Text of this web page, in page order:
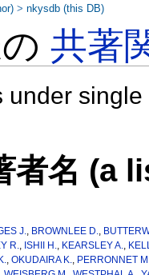
の共著
under
者名 (a
J., BROWNLEE D.,
R., ISHII H., KEARSLEY A.,
, OKUDAIRA K., PERRONNET
>nkysdb (this DB)